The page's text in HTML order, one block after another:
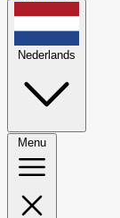
Nederlands
Menu